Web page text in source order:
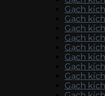
Gạch
Gạch
Gạch
Gạch
Gạch
Gạch
Gạch
Gạch
Gạch